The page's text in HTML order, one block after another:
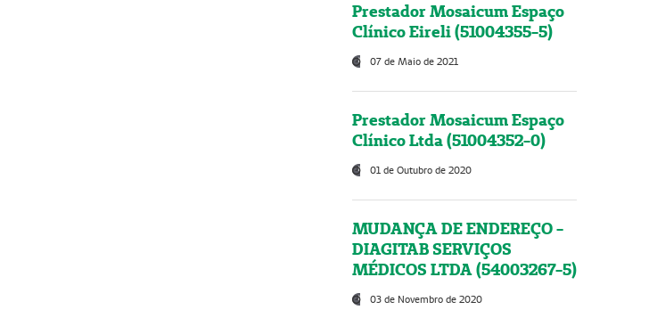
Prestador Mosaicum Espaço
Clínico Eireli (51004355-5)
07 de Maio de 2021
Prestador Mosaicum Espaço
Clínico Ltda (51004352-0)
01 de Outubro de 2020
MUDANÇA DE ENDEREÇO -
DIAGITAB SERVIÇOS
MÉDICOS LTDA (54003267-5)
03 de Novembro de 2020